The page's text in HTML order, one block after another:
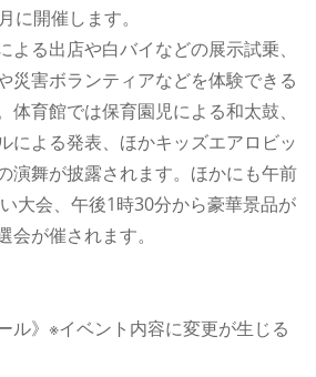
に開催します。
よる出店や白バイなどの展示試乗、
災害ボランティアなどを体験できる
体育館では保育園児による和太鼓、
による発表、ほかキッズエアロビッ
演舞が披露されます。ほかにも午前
大会、午後1時30分から豪華景品が
が催されます。
ル》※イベント内容に変更が生じる